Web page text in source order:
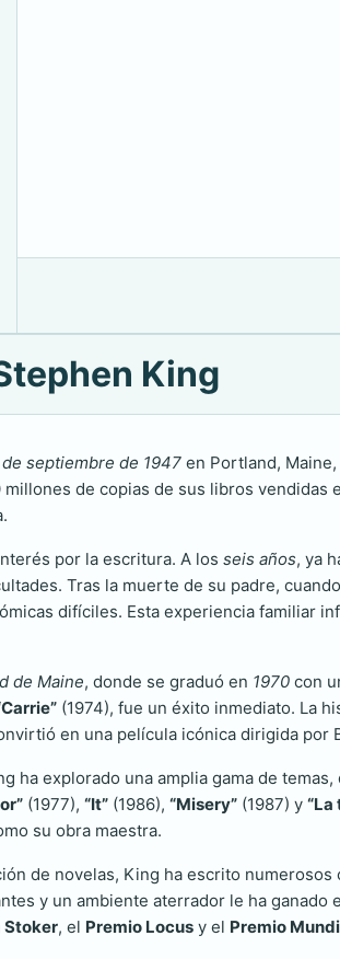
King
de septiembre de 1947 en Portland,
millones de copias de sus libros
por la escritura. A los seis años, ya
Tras la muerte de su padre,
difíciles. Esta experiencia familiar
de Maine, donde se graduó en 1970 con
(1974), fue un éxito inmediato. La
en una película icónica dirigida por
ha explorado una amplia gama de
(1977), “It” (1986), “Misery” (1987) y “La
su obra maestra.
de novelas, King ha escrito
y un ambiente aterrador le ha
Stoker, el Premio Locus y el Premio